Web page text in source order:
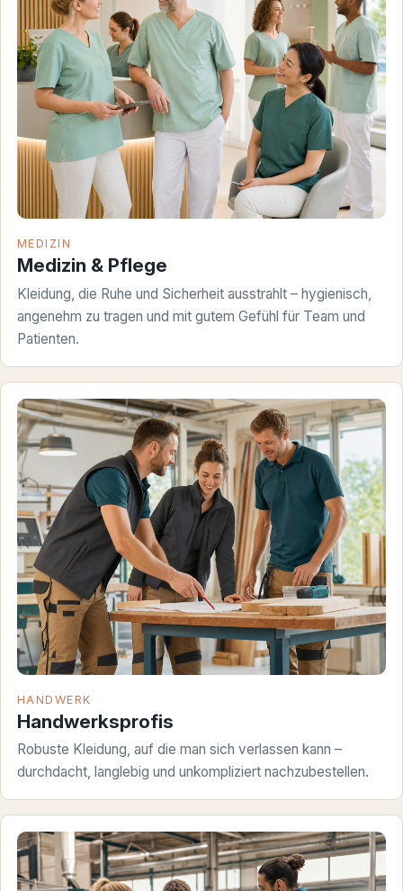
MEDIZIN
Medizin & Pflege
Kleidung, die Ruhe und Sicherheit ausstrahlt – hygienisch,
angenehm zu tragen und mit gutem Gefühl für Team und
Patienten.
HANDWERK
Handwerksprofis
Robuste Kleidung, auf die man sich verlassen kann –
durchdacht, langlebig und unkompliziert nachzubestellen.